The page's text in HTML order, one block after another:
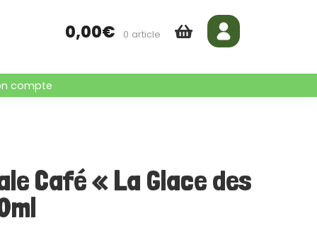
0,00€ 0 article
compte
Café « La Glace des